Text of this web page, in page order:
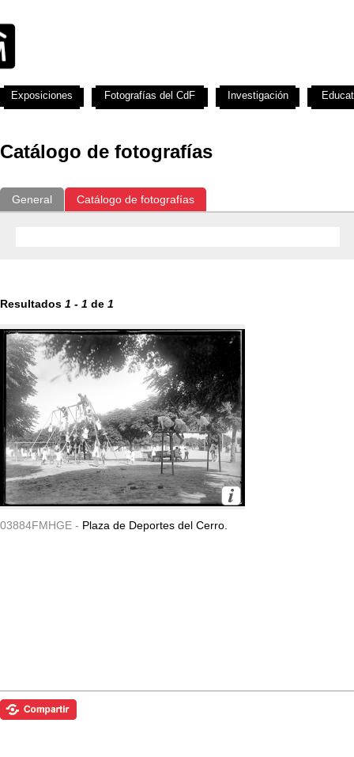
Catálogo de fotografías
General Catálogo de fotografías
Resultados 1 - 1 de 1
03884FMHGE - Plaza de Deportes del Cerro.
Exposiciones Fotografías del CdF Investigación